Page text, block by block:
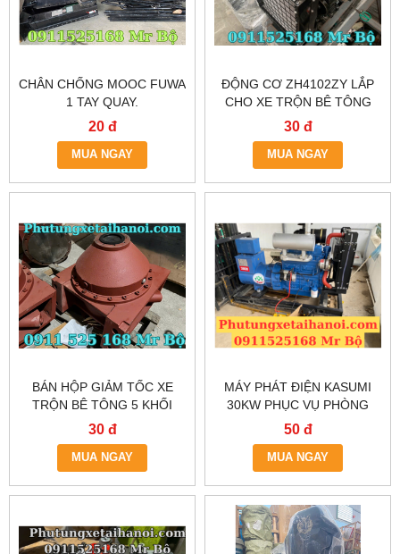
CHÂN CHỐNG MOOC FUWA
1 TAY QUAY.
20 đ
MUA NGAY
ĐỘNG CƠ ZH4102ZY LẮP
CHO XE TRỘN BÊ TÔNG
30 đ
MUA NGAY
BÁN HỘP GIẢM TỐC XE
TRỘN BÊ TÔNG 5 KHỐI
30 đ
MUA NGAY
MÁY PHÁT ĐIỆN KASUMI
30KW PHỤC VỤ PHÒNG
CHÁY CHỮA CHÁY
50 đ
MUA NGAY